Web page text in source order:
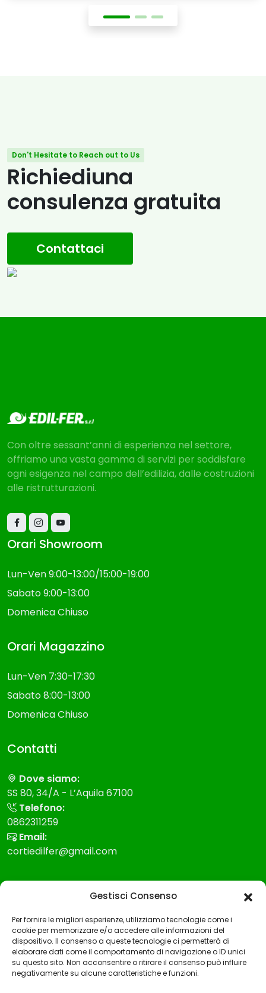
Gestisci Consenso
Per fornire le migliori esperienze, utilizziamo tecnologie come i
cookie per memorizzare e/o accedere alle informazioni del
dispositivo. Il consenso a queste tecnologie ci permetterà di
elaborare dati come il comportamento di navigazione o ID unici
su questo sito. Non acconsentire o ritirare il consenso può influire
negativamente su alcune caratteristiche e funzioni.
Don't Hesitate to Reach out to Us
Richiediuna
consulenza gratuita
Contattaci
Con oltre sessant’anni di esperienza nel settore,
offriamo una vasta gamma di servizi per soddisfare
ogni esigenza nel campo dell’edilizia, dalle costruzioni
alle ristrutturazioni.
Orari Showroom
Lun-Ven 9:00-13:00/15:00-19:00
Sabato 9:00-13:00
Domenica Chiuso
Orari Magazzino
Lun-Ven 7:30-17:30
Sabato 8:00-13:00
Domenica Chiuso
Contatti
Dove siamo:
SS 80, 34/A - L’Aquila 67100
Telefono:
0862311259
Email:
cortiedilfer@gmail.com
Modello Organizzazione gestione e controllo
Codice etico
Whistleblowing